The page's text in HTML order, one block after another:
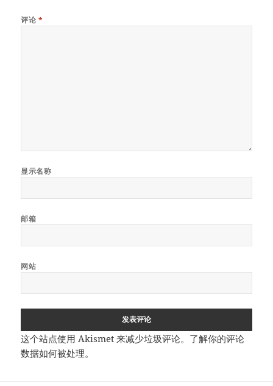
评论 *
显示名称
邮箱
网站
这个站点使用 Akismet 来减少垃圾评论。 了解你的评论
数据如何被处理。